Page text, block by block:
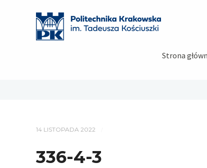
Strona
14 LISTOPADA 2022
336-4-3